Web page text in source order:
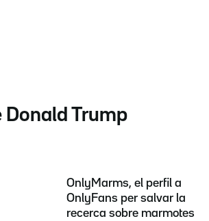
Donald Trump
OnlyMarms, el perfil a
OnlyFans per salvar la
recerca sobre marmotes